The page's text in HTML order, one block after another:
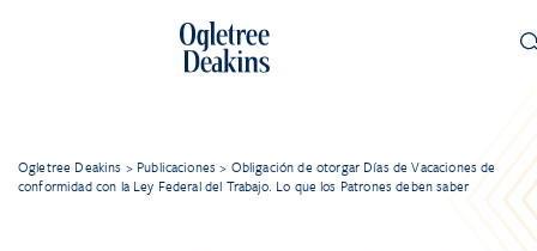
Ogletree Deakins > Publicaciones > Obligación de otorgar Días de Vacaciones de
conformidad con la Ley Federal del Trabajo. Lo que los Patrones deben saber